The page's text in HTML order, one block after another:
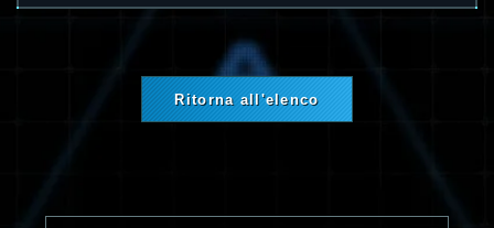
Ritorna all'elenco